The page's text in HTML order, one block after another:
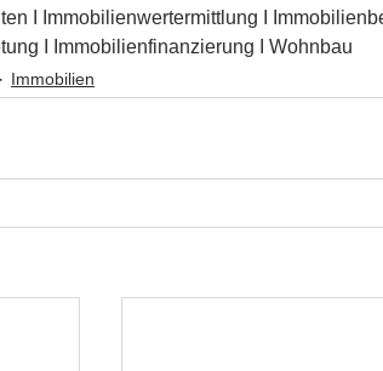
I Immobilienwertermittlung I
I Immobilienfinanzierung I Wohnbau
Immobilien